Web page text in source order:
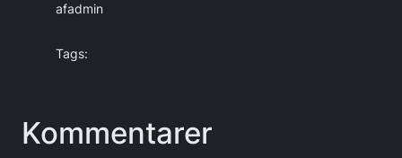
afadmin
Tags:
Kommentarer